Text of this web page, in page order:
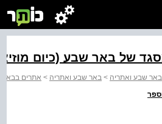
של באר שבע (כיום
באר שבע ואתריה > באר שבע ואתריה > אתרים בבאר